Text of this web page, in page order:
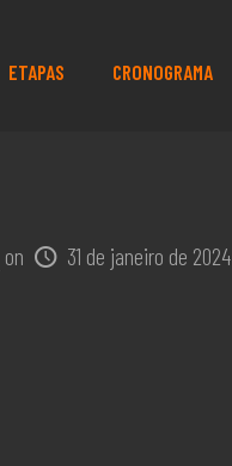
ETAPAS CRONOGRAMA
on 31 de janeiro de 2024